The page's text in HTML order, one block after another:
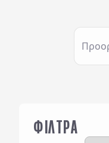
ΦΙΛΤΡΑ